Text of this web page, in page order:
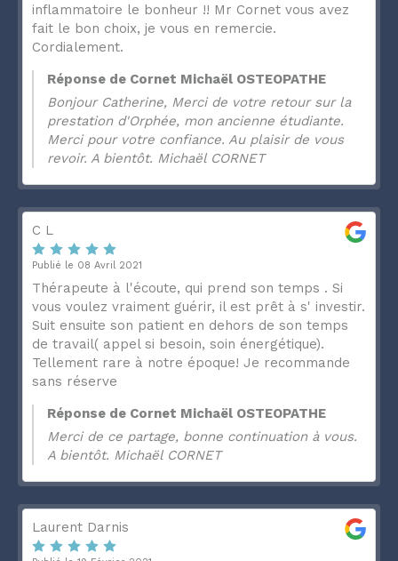
inflammatoire le bonheur !! Mr Cornet vous avez
fait le bon choix, je vous en remercie.
Cordialement.
Réponse de Cornet Michaël OSTEOPATHE
Bonjour Catherine, Merci de votre retour sur la
prestation d'Orphée, mon ancienne étudiante.
Merci pour votre confiance. Au plaisir de vous
revoir. A bientôt. Michaël CORNET
C L
Publié le 08 Avril 2021
Thérapeute à l'écoute, qui prend son temps . Si
vous voulez vraiment guérir, il est prêt à s' investir.
Suit ensuite son patient en dehors de son temps
de travail( appel si besoin, soin énergétique).
Tellement rare à notre époque! Je recommande
sans réserve
Réponse de Cornet Michaël OSTEOPATHE
Merci de ce partage, bonne continuation à vous.
A bientôt. Michaël CORNET
Laurent Darnis